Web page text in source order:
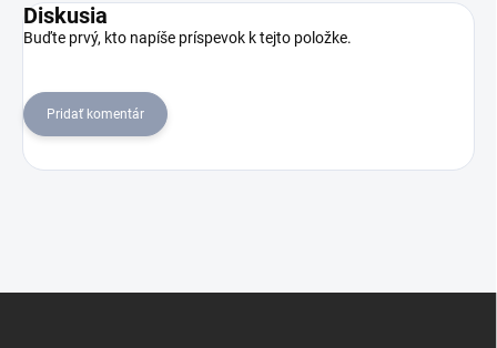
Diskusia
Buďte prvý, kto napíše príspevok k tejto položke.
Pridať komentár